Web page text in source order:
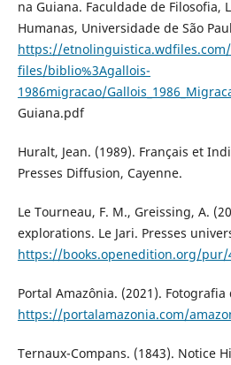
na Guiana. Faculdade de Filosofia,
Humanas, Universidade de São
https://
files/biblio%3Agallois-
1986migracao/
Guiana.pdf
Huralt, Jean. (1989). Français et
Presses Diffusion, Cayenne.
Le Tourneau, F. M., Greissing, A.
explorations. Le Jari. Presses
https://books.openedition.org/pur/
Portal Amazônia. (2021).
https://portalamazonia.com/
Ternaux-Compans. (1843). Notice